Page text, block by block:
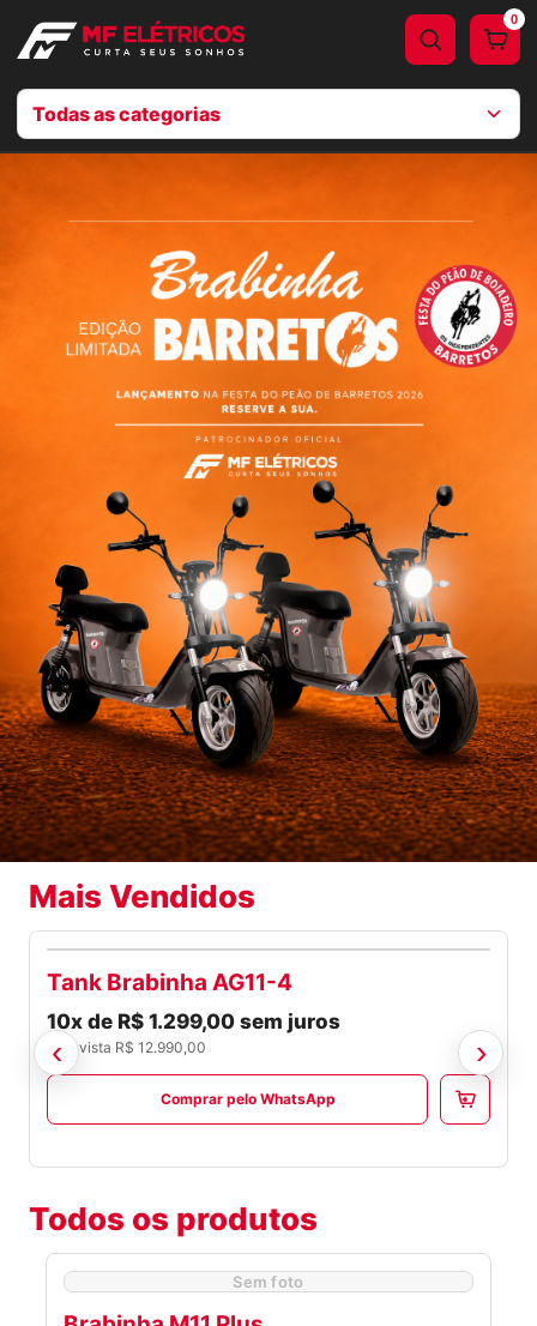
0
Todas as categorias
Mais Vendidos
‹
SCOOTERS
M10 Brabinha
10x de R$ 999,09 sem juros
ou à vista R$ 9.990,90
Comprar pelo WhatsApp
›
Todos os produtos
Sem foto